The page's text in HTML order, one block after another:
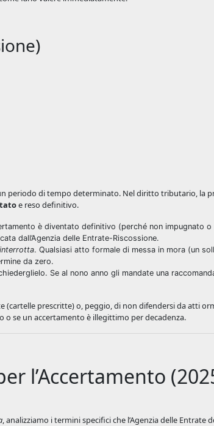
periodo di tempo determinato. Nel diritto tributario, la
e reso definitivo.
è diventato definitivo (perché non impugnato
dall’Agenzia delle Entrate-Riscossione.
. Qualsiasi atto formale di messa in mora (un
da zero.
Se al nono anno gli mandate una
prescritte) o, peggio, di non difendersi da atti
se un accertamento è illegittimo per decadenza.
l’Accertamento
, analizziamo i termini specifici che l’Agenzia delle Entrate